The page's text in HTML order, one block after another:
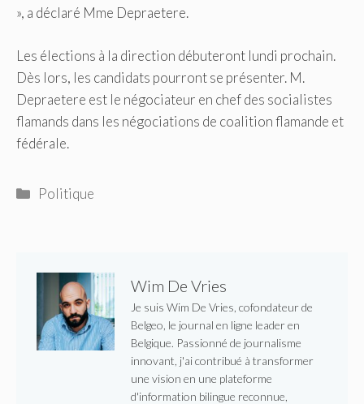
», a déclaré Mme Depraetere.
Les élections à la direction débuteront lundi prochain.
Dès lors, les candidats pourront se présenter. M.
Depraetere est le négociateur en chef des socialistes
flamands dans les négociations de coalition flamande et
fédérale.
Catégories
Politique
Wim De Vries
Je suis Wim De Vries, cofondateur de
Belgeo, le journal en ligne leader en
Belgique. Passionné de journalisme
innovant, j'ai contribué à transformer
une vision en une plateforme
d'information bilingue reconnue,